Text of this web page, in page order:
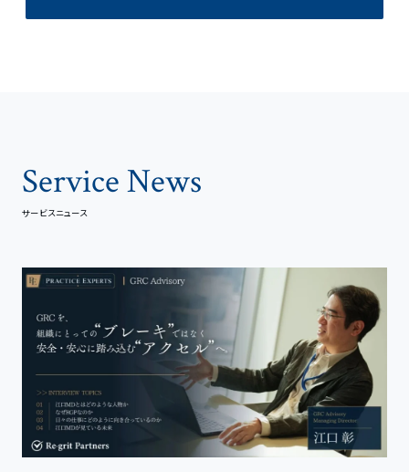
Service News
サービスニュース